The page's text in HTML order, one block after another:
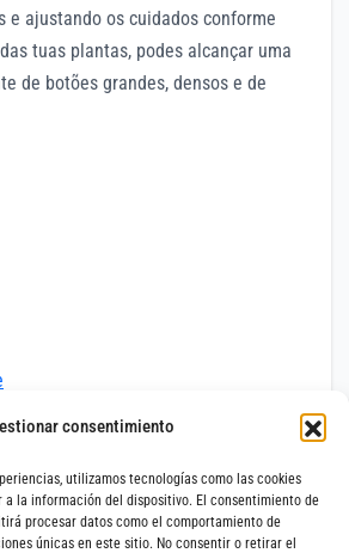
consentimiento
utilizamos tecnologías como las cookies
a la información del dispositivo. El consentimiento de
procesar datos como el comportamiento de
únicas en este sitio. No consentir o retirar el
e ajustando os cuidados conforme
tuas plantas, podes alcançar uma
de botões grandes, densos e de
Ideias de Presentes para
Fumadores de Charros
Interior
Injetor de